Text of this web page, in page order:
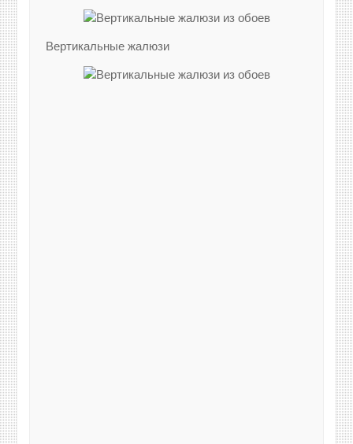
Вертикальные жалюзи